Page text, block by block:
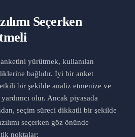
Seçerken
yürütmek, kullanılan
bağlıdır. İyi bir anket
bir şekilde analiz etmenize ve
olur. Ancak piyasada
seçim süreci dikkatli bir şekilde
seçerken göz önünde
noktalar: